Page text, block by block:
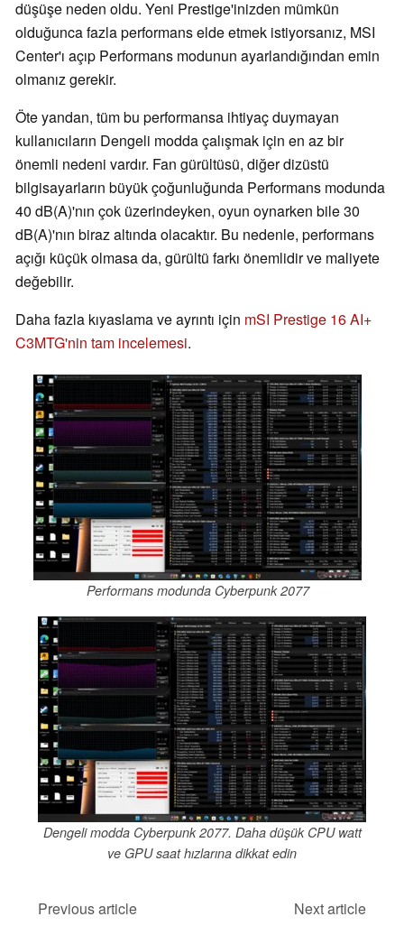
düşüşe neden oldu. Yeni Prestige'inizden mümkün
olduğunca fazla performans elde etmek istiyorsanız, MSI
Center'ı açıp Performans modunun ayarlandığından emin
olmanız gerekir.
Öte yandan, tüm bu performansa ihtiyaç duymayan
kullanıcıların Dengeli modda çalışmak için en az bir
önemli nedeni vardır. Fan gürültüsü, diğer dizüstü
bilgisayarların büyük çoğunluğunda Performans modunda
40 dB(A)'nın çok üzerindeyken, oyun oynarken bile 30
dB(A)'nın biraz altında olacaktır. Bu nedenle, performans
açığı küçük olmasa da, gürültü farkı önemlidir ve maliyete
değebilir.
Daha fazla kıyaslama ve ayrıntı için mSI Prestige 16 AI+
C3MTG'nin tam incelemesi.
Performans modunda Cyberpunk 2077
Dengeli modda Cyberpunk 2077. Daha düşük CPU watt
ve GPU saat hızlarına dikkat edin
Previous article
Next article